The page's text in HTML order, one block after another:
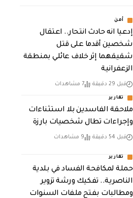
أمن
إدعيا انه حادث انتحار.. اعتقال
شخصين أقدما على قتل
شقيقهما إثر خلاف عائلي بمنطقة
الزعفرانية
قبل 29 دقيقة 7 مشاهدات
تقارير
ملاحقة الفاسدين بلا استثناءات
وإجراءات تطال شخصيات بارزة
قبل 54 دقيقة 9 مشاهدات
تقارير
حملة لمكافحة الفساد في بلدية
الناصرية.. تفكيك ورشة تزوير
ومطالبات بفتح ملفات السنوات